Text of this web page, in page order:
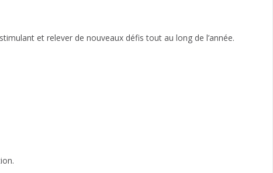
et relever de nouveaux défis tout au long de l’année.